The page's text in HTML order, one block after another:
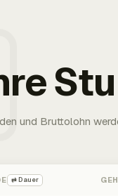
und Bruttolohn
⇄ Dauer